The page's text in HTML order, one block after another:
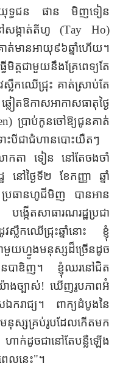
យុទ្ធជន ផាន មិញទៀន
សង្កាត់​​​​តីហូ (Tay Ho)
មានអាយុ៩៦​ឆ្នាំហើយ។
មិត្តជាមួយ​នឹង​គ្រែ​ពេទ្យ​តែ​
លឹក​ឈើជ្រុះ គាត់​ស្រាប់តែ​
តឱកាសអាកាសធាតុថ្ងៃ​
ប្រាប់​កូនចៅ​ឱ្យ​ជូន​គាត់​
បី​ជាជំហាន​បោះយឺតៗ
កតា ទៀន នៅ​តែ​ចងចាំ​
ៅថ្ងៃទី២ ខែកញ្ញា ឆ្នាំ​
ធានហូជីមិញ បានអាន​
កើត​សាធារណរដ្ឋ​ប្រជា
លឹក​ឈើជ្រុះឆ្នាំនោះ ខ្ញុំ
មួយ​​ហ្វូងមនុស្សដ៏ច្រើនដូច
បាឌិញ។ ខ្ញុំឈរ​នៅជិត​
ាង​ច្បាស់! ឃើញ​រូបភាព​​អ៊ំ​
ករាជ្យ​។ ពាក្យដំបូង​នៃ
ស្ស​គ្រប់​រូប​ដែល​កើត​មក​
ហាក់ដូចជា​នៅតែបន្លឺឡើង
េលនេះ"​។